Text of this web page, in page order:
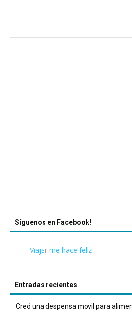
Síguenos en Facebook!
Viajar me hace feliz
Entradas recientes
Creó una despensa movil para